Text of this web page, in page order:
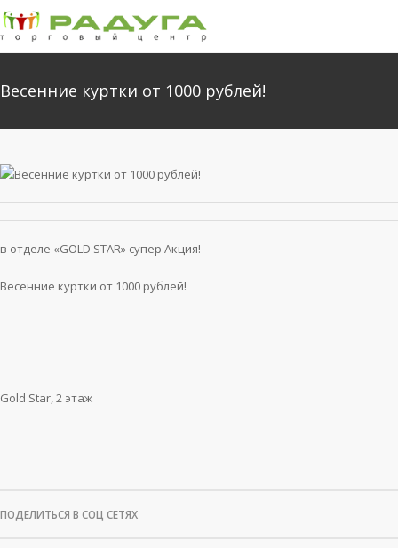
Весенние куртки от 1000 рублей!
в отделе «GOLD STAR» супер Акция!
Весенние куртки от 1000 рублей!
Gold Star, 2 этаж
ПОДЕЛИТЬСЯ В СОЦ СЕТЯХ